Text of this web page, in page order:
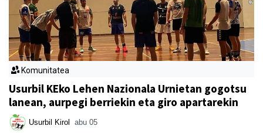
Komunitatea
Usurbil KEko Lehen Nazionala Urnietan gogotsu
lanean, aurpegi berriekin eta giro apartarekin
Usurbil Kirol abu 05